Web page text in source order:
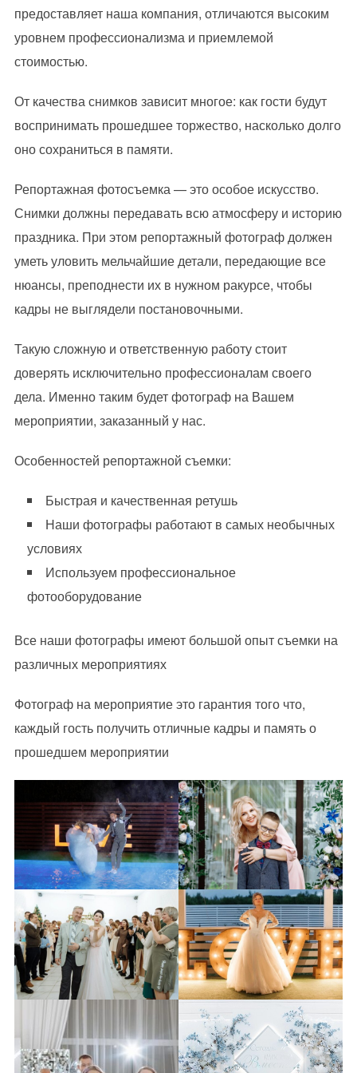
предоставляет наша компания, отличаются высоким
уровнем профессионализма и приемлемой
стоимостью.
От качества снимков зависит многое: как гости будут
воспринимать прошедшее торжество, насколько долго
оно сохраниться в памяти.
Репортажная фотосъемка — это особое искусство.
Снимки должны передавать всю атмосферу и историю
праздника. При этом репортажный фотограф должен
уметь уловить мельчайшие детали, передающие все
нюансы, преподнести их в нужном ракурсе, чтобы
кадры не выглядели постановочными.
Такую сложную и ответственную работу стоит
доверять исключительно профессионалам своего
дела. Именно таким будет фотограф на Вашем
мероприятии, заказанный у нас.
Особенностей репортажной съемки:
Быстрая и качественная ретушь
Наши фотографы работают в самых необычных
условиях
Используем профессиональное
фотооборудование
Все наши фотографы имеют большой опыт съемки на
различных мероприятиях
Фотограф на мероприятие это гарантия того что,
каждый гость получить отличные кадры и память о
прошедшем мероприятии